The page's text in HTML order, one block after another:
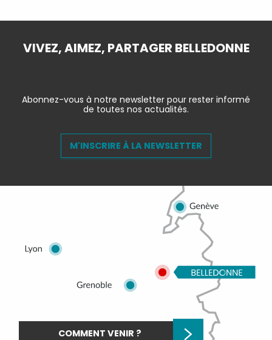
VIVEZ, AIMEZ, PARTAGER BELLEDONNE
Abonnez-vous à notre newsletter pour rester informé
de toutes nos actualités.
M'INSCRIRE À LA NEWSLETTER
COMMENT VENIR ?